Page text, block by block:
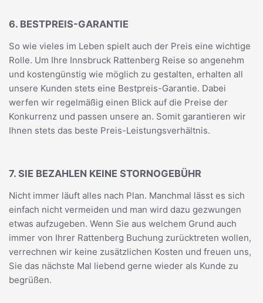
6. BESTPREIS-GARANTIE
So wie vieles im Leben spielt auch der Preis eine wichtige
Rolle. Um Ihre Innsbruck Rattenberg Reise so angenehm
und kostengünstig wie möglich zu gestalten, erhalten all
unsere Kunden stets eine Bestpreis-Garantie. Dabei
werfen wir regelmäßig einen Blick auf die Preise der
Konkurrenz und passen unsere an. Somit garantieren wir
Ihnen stets das beste Preis-Leistungsverhältnis.
7. SIE BEZAHLEN KEINE STORNOGEBÜHR
Nicht immer läuft alles nach Plan. Manchmal lässt es sich
einfach nicht vermeiden und man wird dazu gezwungen
etwas aufzugeben. Wenn Sie aus welchem Grund auch
immer von Ihrer Rattenberg Buchung zurücktreten wollen,
verrechnen wir keine zusätzlichen Kosten und freuen uns,
Sie das nächste Mal liebend gerne wieder als Kunde zu
begrüßen.